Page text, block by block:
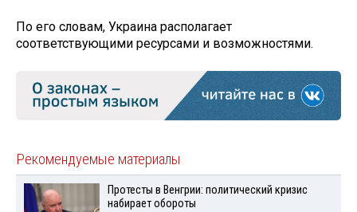
По его словам, Украина располагает
соответствующими ресурсами и возможностями.
Рекомендуемые материалы
Протесты в Венгрии: политический кризис
набирает обороты